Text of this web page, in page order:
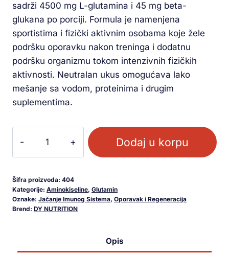
sadrži 4500 mg L-glutamina i 45 mg beta-
glukana po porciji. Formula je namenjena
sportistima i fizički aktivnim osobama koje žele
podršku oporavku nakon treninga i dodatnu
podršku organizmu tokom intenzivnih fizičkih
aktivnosti. Neutralan ukus omogućava lako
mešanje sa vodom, proteinima i drugim
suplementima.
Dodaj u korpu
Šifra proizvoda: 404
Kategorije: Aminokiseline, Glutamin
Oznake: Jačanje Imunog Sistema, Oporavak i Regeneracija
Brend: DY NUTRITION
Opis